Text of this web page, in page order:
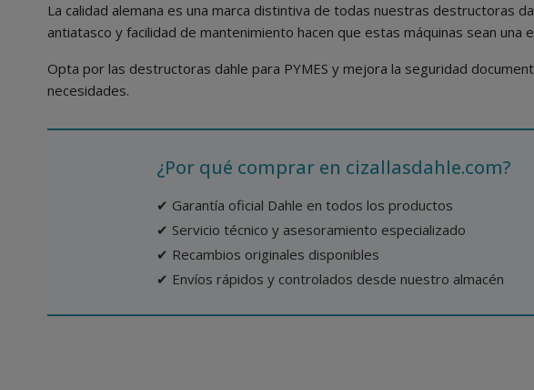
La calidad alemana es una marca distintiva de todas nuestras destructoras
antiatasco y facilidad de mantenimiento hacen que estas máquinas sean
Opta por las destructoras dahle para PYMES y mejora la seguridad
necesidades.
¿Por qué comprar en cizallasdahle.com?
✔ Garantía oficial Dahle en todos los productos
✔ Servicio técnico y asesoramiento especializado
✔ Recambios originales disponibles
✔ Envíos rápidos y controlados desde nuestro almacén